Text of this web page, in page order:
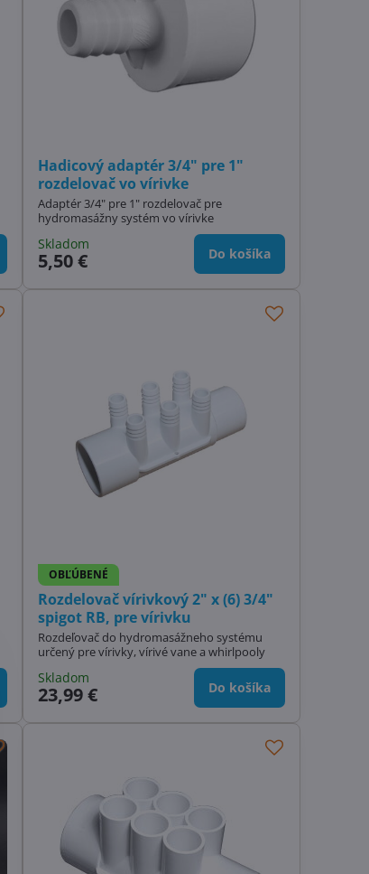
Hadicový adaptér 3/4" pre 1"
rozdelovač vo vírivke
Adaptér 3/4" pre 1" rozdelovač pre
hydromasážny systém vo vírivke
Skladom
5,50 € Do košíka
OBĽÚBENÉ
Rozdelovač vírivkový 2" x (6) 3/4"
spigot RB, pre vírivku
Rozdeľovač do hydromasážneho systému
určený pre vírivky, vírivé vane a whirlpooly
Skladom
23,99 € Do košíka